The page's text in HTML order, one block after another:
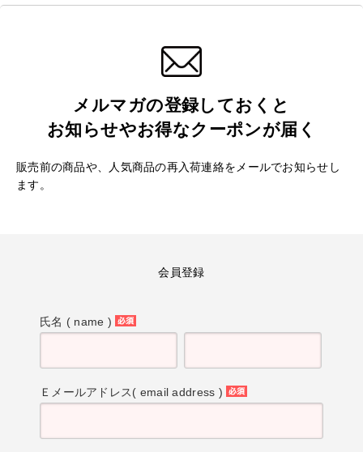
メルマガの登録しておくと
お知らせやお得なクーポンが届く
販売前の商品や、人気商品の再入荷連絡をメールでお知らせし
ます。
会員登録
氏名 ( name )
(必
Ｅメールアドレス( email address )
(必